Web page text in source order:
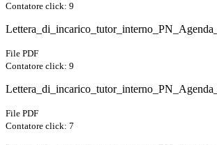
Contatore click: 9
File PDF
Contatore click: 9
File PDF
Contatore click: 7